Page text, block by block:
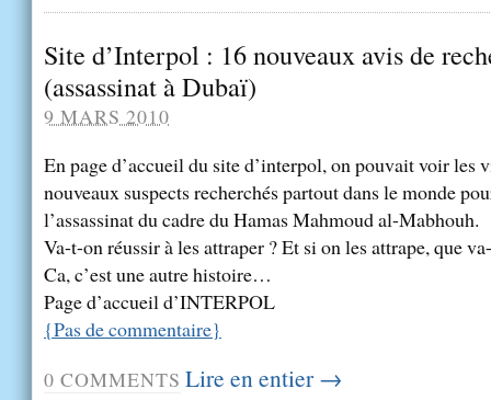
Site d’Interpol : 16 nouveaux avis de
(assassinat à Dubaï)
9 MARS 2010
En page d’accueil du site d’interpol, on pouvait voir les
nouveaux suspects recherchés partout dans le monde
l’assassinat du cadre du Hamas Mahmoud al-Mabhouh.
Va-t-on réussir à les attraper ? Et si on les attrape, que
Ca, c’est une autre histoire…
Page d’accueil d’INTERPOL
{Pas de commentaire}
0 COMMENTS Lire en entier →